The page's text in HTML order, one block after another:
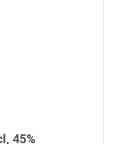
45%